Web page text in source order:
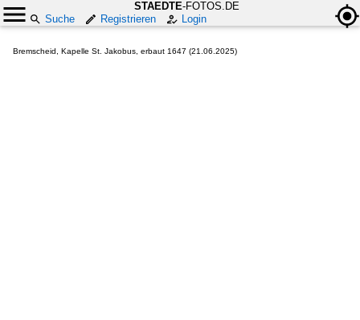
STAEDTE-FOTOS.DE
Suche
Registrieren Login
Bremscheid, Kapelle St. Jakobus, erbaut 1647 (21.06.2025)